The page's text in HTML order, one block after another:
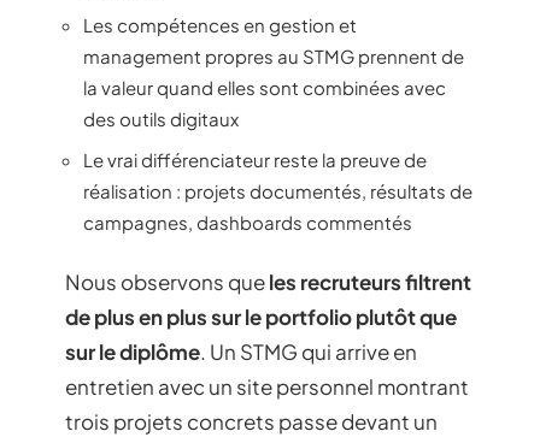
Les compétences en gestion et
management propres au STMG prennent de
la valeur quand elles sont combinées avec
des outils digitaux
Le vrai différenciateur reste la preuve de
réalisation : projets documentés, résultats de
campagnes, dashboards commentés
Nous observons queles recruteurs filtrent
de plus en plus sur le portfolio plutôt que
sur le diplôme. Un STMG qui arrive en
entretien avec un site personnel montrant
trois projets concrets passe devant un